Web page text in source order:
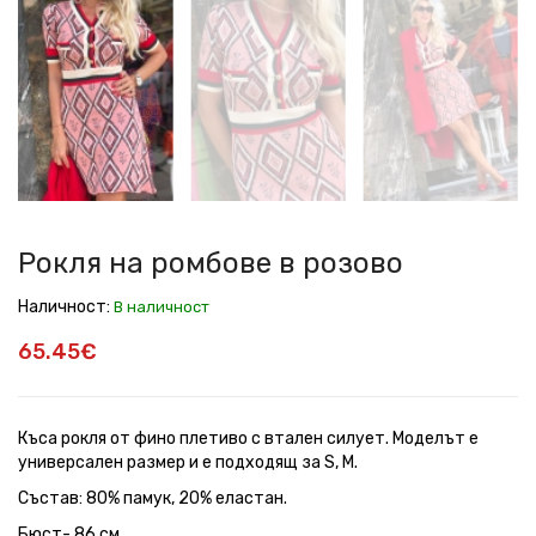
на
ромбове
в
розово
на
ромбове
в
розово
на
ромбове
в
розово
на
ромбове
в
розово
на
ромбове
в
розово
на
ромбове
в
розово
на
ромбове
в
розово
на
ромбове
в
розово
Рокля на ромбове в розово
Наличност: В наличност
65.45€
Къса рокля от фино плетиво с втален силует. Моделът е
универсален размер и е подходящ за S, M.
Състав: 80% памук, 20% еластан.